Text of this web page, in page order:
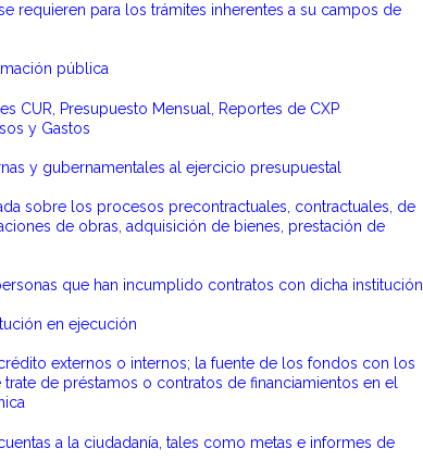
requieren para los trámites inherentes a su campos de
pública
CUR, Presupuesto Mensual, Reportes de CXP
y Gastos
y gubernamentales al ejercicio presupuestal
sobre los procesos precontractuales, contractuales, de
de obras, adquisición de bienes, prestación de
que han incumplido contratos con dicha institución
en ejecución
externos o internos; la fuente de los fondos con los
de préstamos o contratos de financiamientos en el
a la ciudadanía, tales como metas e informes de